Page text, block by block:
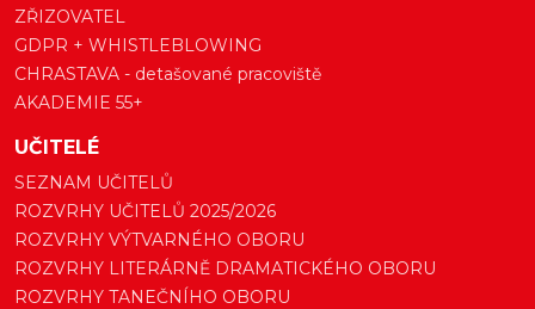
ZŘIZOVATEL
GDPR + WHISTLEBLOWING
CHRASTAVA - detašované pracoviště
AKADEMIE 55+
UČITELÉ
SEZNAM UČITELŮ
ROZVRHY UČITELŮ 2025/2026
ROZVRHY VÝTVARNÉHO OBORU
ROZVRHY LITERÁRNĚ DRAMATICKÉHO OBORU
ROZVRHY TANEČNÍHO OBORU